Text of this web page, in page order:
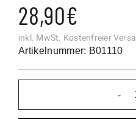
Artikelnummer: B01110
28,90€
inkl. MwSt. Kostenfreier